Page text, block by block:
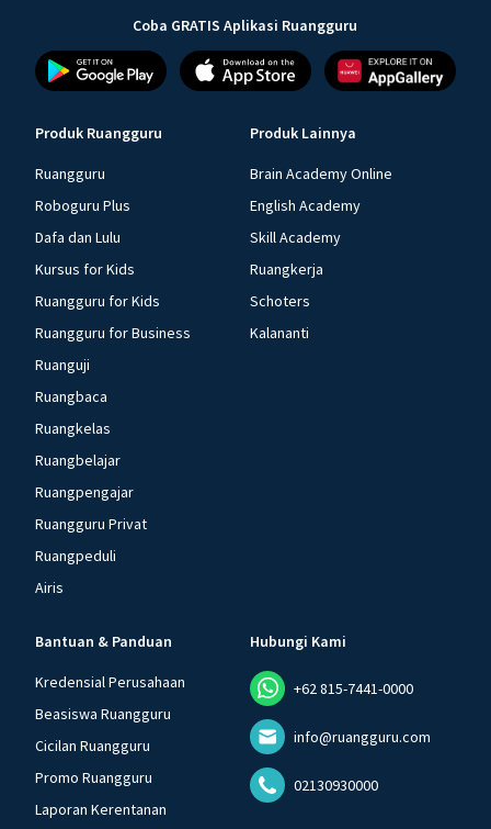
Coba GRATIS Aplikasi Ruangguru
Produk Ruangguru
Ruangguru
Roboguru Plus
Dafa dan Lulu
Kursus for Kids
Ruangguru for Kids
Ruangguru for Business
Ruanguji
Ruangbaca
Ruangkelas
Ruangbelajar
Ruangpengajar
Ruangguru Privat
Ruangpeduli
Airis
Produk Lainnya
Brain Academy Online
English Academy
Skill Academy
Ruangkerja
Schoters
Kalananti
Bantuan & Panduan
Kredensial Perusahaan
Beasiswa Ruangguru
Cicilan Ruangguru
Promo Ruangguru
Laporan Kerentanan
Hubungi Kami
+62 815-7441-0000
info@ruangguru.com
02130930000